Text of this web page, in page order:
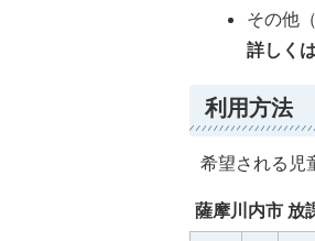
その他
詳しく
利用方法
希望される児
薩摩川内市 放